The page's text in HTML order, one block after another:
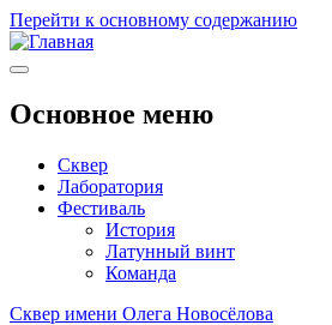
Перейти к основному содержанию
Основное меню
Сквер
Лаборатория
Фестиваль
История
Латунный винт
Команда
Сквер имени Олега Новосёлова